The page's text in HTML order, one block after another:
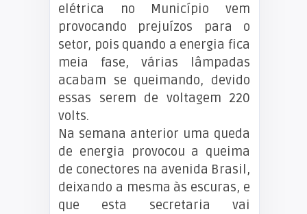
elétrica no Município vem
provocando prejuízos para o
setor, pois quando a energia fica
meia fase, várias lâmpadas
acabam se queimando, devido
essas serem de voltagem 220
volts.
Na semana anterior uma queda
de energia provocou a queima
de conectores na avenida Brasil,
deixando a mesma às escuras, e
que esta secretaria vai